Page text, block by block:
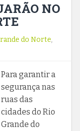
NO
do Norte,
Para garantir a
segurança nas
ruas das
cidades do Rio
Grande do